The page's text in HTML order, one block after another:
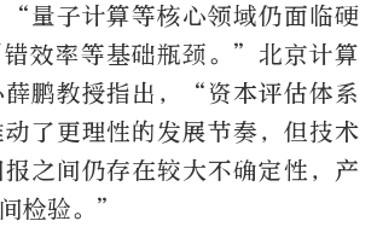
“量子计算等核心领域仍面临硬
错效率等基础瓶颈。”北京计算
鹏教授指出，“资本评估体系
了更理性的发展节奏，但技术
之间仍存在较大不确定性，产
检验。”